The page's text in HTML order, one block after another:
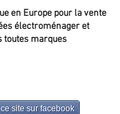
en Europe pour la vente
électroménager et
toutes marques
site sur facebook